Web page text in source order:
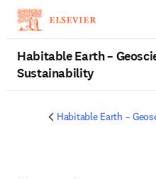
Habitable Earth –
Sustainability
Habitable Earth –